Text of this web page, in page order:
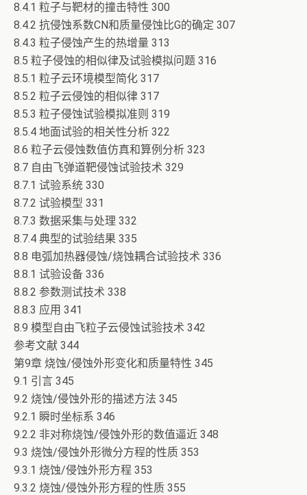
8.4.1 粒子与靶材的撞击特性 300
8.4.2 抗侵蚀系数CN和质量侵蚀比G的确定 307
8.4.3 粒子侵蚀产生的热增量 313
8.5 粒子侵蚀的相似律及试验模拟问题 316
8.5.1 粒子云环境模型简化 317
8.5.2 粒子云侵蚀的相似律 317
8.5.3 粒子侵蚀试验模拟准则 319
8.5.4 地面试验的相关性分析 322
8.6 粒子云侵蚀数值仿真和算例分析 323
8.7 自由飞弹道靶侵蚀试验技术 329
8.7.1 试验系统 330
8.7.2 试验模型 331
8.7.3 数据采集与处理 332
8.7.4 典型的试验结果 335
8.8 电弧加热器侵蚀/烧蚀耦合试验技术 336
8.8.1 试验设备 336
8.8.2 参数测试技术 338
8.8.3 应用 341
8.9 模型自由飞粒子云侵蚀试验技术 342
参考文献 344
第9章 烧蚀/侵蚀外形变化和质量特性 345
9.1 引言 345
9.2 烧蚀/侵蚀外形的描述方法 345
9.2.1 瞬时坐标系 346
9.2.2 非对称烧蚀/侵蚀外形的数值逼近 348
9.3 烧蚀/侵蚀外形微分方程的性质 353
9.3.1 烧蚀/侵蚀外形方程 353
9.3.2 烧蚀/侵蚀外形方程的性质 355